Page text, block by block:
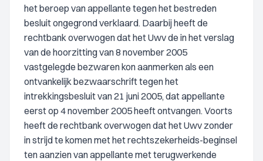
het beroep van appellante tegen het bestreden
besluit ongegrond verklaard. Daarbij heeft de
rechtbank overwogen dat het Uwv de in het verslag
van de hoorzitting van 8 november 2005
vastgelegde bezwaren kon aanmerken als een
ontvankelijk bezwaarschrift tegen het
intrekkingsbesluit van 21 juni 2005, dat appellante
eerst op 4 november 2005 heeft ontvangen. Voorts
heeft de rechtbank overwogen dat het Uwv zonder
in strijd te komen met het rechtszekerheids-beginsel
ten aanzien van appellante met terugwerkende